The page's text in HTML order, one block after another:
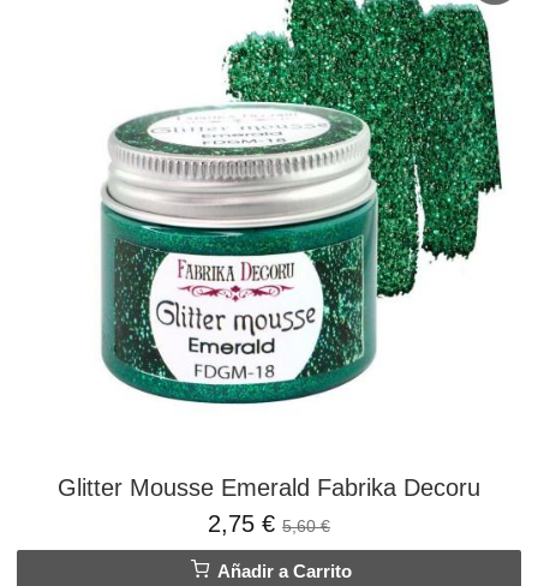
Glitter Mousse Emerald Fabrika Decoru
2,75 € 5,60 €
Añadir a Carrito